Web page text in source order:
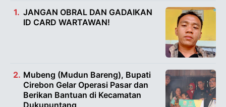
JANGAN OBRAL DAN GADAIKAN
ID CARD WARTAWAN!
Mubeng (Mudun Bareng), Bupati
Cirebon Gelar Operasi Pasar dan
Berikan Bantuan di Kecamatan
Dukupuntang